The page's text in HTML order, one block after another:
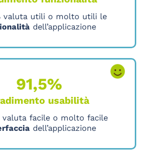
valuta utili o molto utili le
dell’applicazione
91,5%
usabilità
valuta facile o molto facile
dell’applicazione